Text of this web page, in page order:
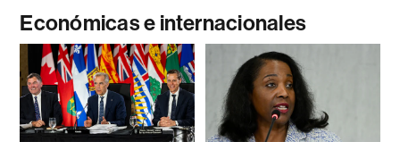
Económicas e internacionales